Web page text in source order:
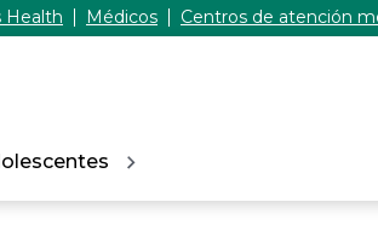
Health Médicos Centros de atención